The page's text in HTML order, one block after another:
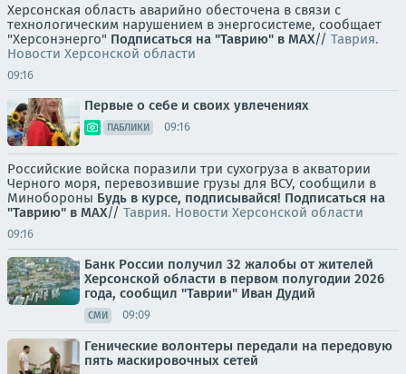
Херсонская область аварийно обесточена в связи с
технологическим нарушением в энергосистеме, сообщает
"Херсонэнерго" Подписаться на "Таврию" в MAX// Таврия.
Новости Херсонской области
09:16
Первые о себе и своих увлечениях
ПАБЛИКИ 09:16
Российские войска поразили три сухогруза в акватории
Черного моря, перевозившие грузы для ВСУ, сообщили в
Минобороны Будь в курсе, подписывайся! Подписаться на
"Таврию" в MAX// Таврия. Новости Херсонской области
09:16
Банк России получил 32 жалобы от жителей
Херсонской области в первом полугодии 2026
года, сообщил "Таврии" Иван Дудий
СМИ 09:09
Генические волонтеры передали на передовую
пять маскировочных сетей